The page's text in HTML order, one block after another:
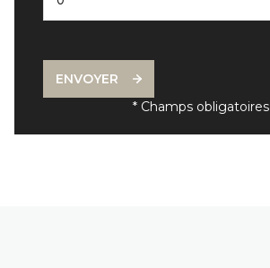
ENVOYER
* Champs obligatoires